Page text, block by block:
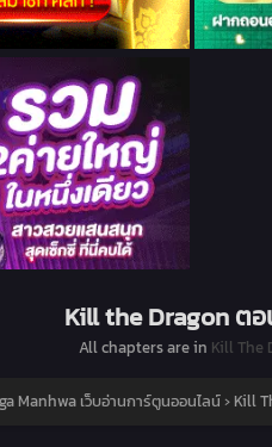
Kill the Dragon ต
All chapters are in Kill The
Manhwa เว็บอ่านการ์ตูนออนไลน์› Kill